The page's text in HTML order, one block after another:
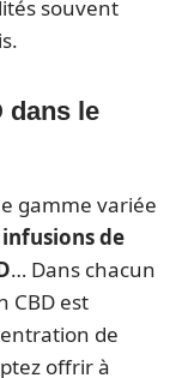
souvent
dans le
gamme variée
infusions de
… Dans chacun
CBD est
de
offrir à